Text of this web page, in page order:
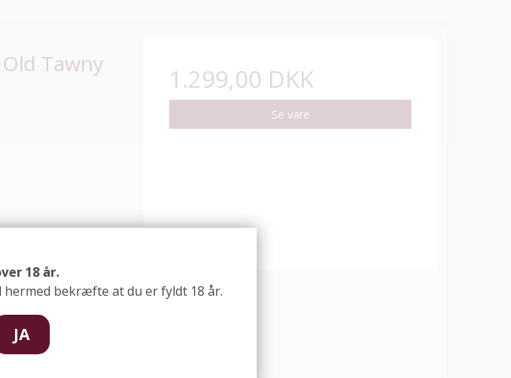
Tawny 1.299,00 DKK
Se vare
18 år.
bekræfte at du er fyldt 18 år.
JA